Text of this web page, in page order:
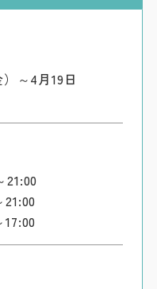
～4月19日
21:00